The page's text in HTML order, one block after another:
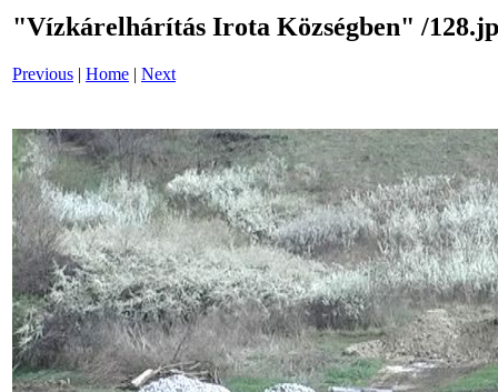
"Vízkárelhárítás Irota Községben" /
Previous | Home | Next